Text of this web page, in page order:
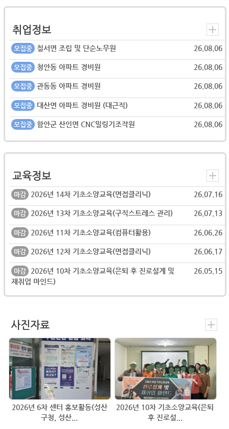
취업정보
모집중 칠서면 조립 및 단순노무원 26.08.06
모집중 청안동 아파트 경비원 26.08.06
모집중 관동동 아파트 경비원 26.08.06
모집중 대산면 아파트 경비원 (대근직) 26.08.06
모집중 함안군 산인면 CNC밀링기조작원 26.08.06
교육정보
마감 2026년 14차 기초소양교육(면접클리닉) 26.07.16
마감 2026년 13차 기초소양교육(구직스트레스 관리) 26.07.13
마감 2026년 11차 기초소양교육(컴퓨터활용) 26.06.26
마감 2026년 12차 기초소양교육(면접클리닉) 26.06.17
마감
2026년 10차 기초소양교육(은퇴 후 진로설계 및
재취업 마인드)
26.05.15
사진자료
2026년 6차 센터 홍보활동(성산
구청, 성산...
2026년 10차 기초소양교육(은퇴
후 진로설...